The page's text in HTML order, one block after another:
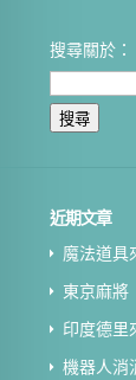
搜尋關於：
近期文章
魔法道具
東京麻將
印度德里
機器人消